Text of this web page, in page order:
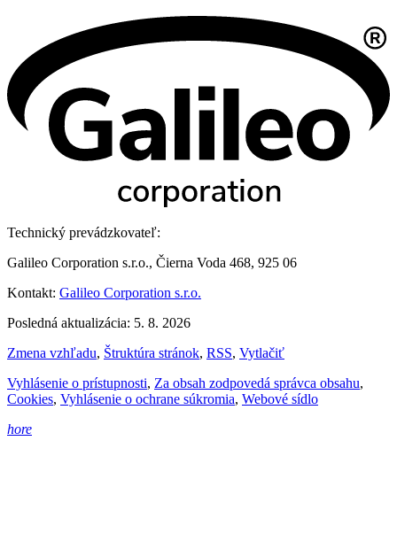
Technický prevádzkovateľ:
Galileo Corporation s.r.o., Čierna Voda 468, 925 06
Kontakt: Galileo Corporation s.r.o.
Posledná aktualizácia: 5. 8. 2026
Zmena vzhľadu, Štruktúra stránok, RSS, Vytlačiť
Vyhlásenie o prístupnosti, Za obsah zodpovedá správca obsahu,
Cookies, Vyhlásenie o ochrane súkromia, Webové sídlo
hore